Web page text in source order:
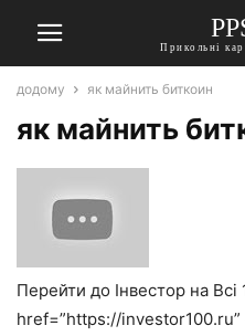
Прикольні
додому як майнить биткоин
як майнить
Перейти до Інвестор на Всі
href=”https://investor100.ru”